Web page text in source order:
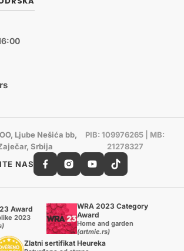
Ljube Nešića bb,
Srbija
PIB: 109976265 | MB:
21278327
NAS
Award
2023
WRA 2023 Category
Award
Home and garden
(artmie.rs)
Zlatni sertifikat Heureka